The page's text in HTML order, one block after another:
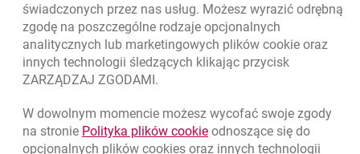
Kursy wymiany walut
Kursy wymiany walut. Data aktualizacji: 6.08.2026, 12:54:32
WALUTA KUPNO SPRZEDAŻ
EUR 4.1358 4.4581
Regulacje zewnętrzne
świadczonych przez nas usług. Możesz wyrazić odrębną
zgodę na poszczególne rodzaje opcjonalnych
analitycznych lub marketingowych plików cookie oraz
innych technologii śledzących klikając przycisk
ZARZĄDZAJ ZGODAMI.
W dowolnym momencie możesz wycofać swoje zgody
na stronie Polityka plików cookielink otwiera się w nowym
odnoszące się do
opcjonalnych plików cookies oraz innych technologii